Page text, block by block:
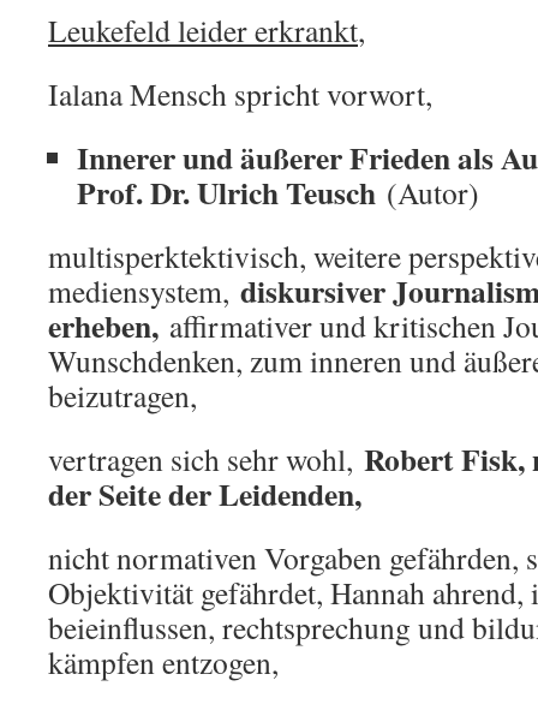
Leukefeld leider erkrankt,
Ialana Mensch spricht vorwort,
Innerer und äußerer Frieden als
Prof. Dr. Ulrich Teusch (Autor)
multisperktektivisch, weitere
mediensystem, diskursiver
erheben, affirmativer und kritischen
Wunschdenken, zum inneren und
beizutragen,
vertragen sich sehr wohl, Robert
der Seite der Leidenden,
nicht normativen Vorgaben gefährden,
Objektivität gefährdet, Hannah ahrend,
beieinflussen, rechtsprechung und
kämpfen entzogen,